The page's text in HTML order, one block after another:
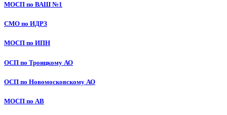
МОСП по ВАШ №1
СМО по ИДРЗ
МОСП по ИПН
ОСП по Троицкому АО
ОСП по Новомосковскому АО
МОСП по АВ